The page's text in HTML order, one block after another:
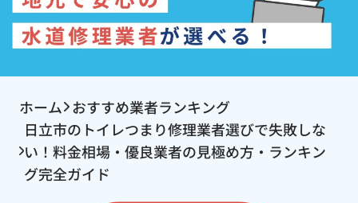
ホーム おすすめ業者ランキング
日立市のトイレつまり修理業者選びで失敗しな
い！料金相場・優良業者の見極め方・ランキン
グ完全ガイド